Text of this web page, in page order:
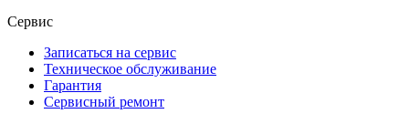
Сервис
Записаться на сервис
Техническое обслуживание
Гарантия
Сервисный ремонт